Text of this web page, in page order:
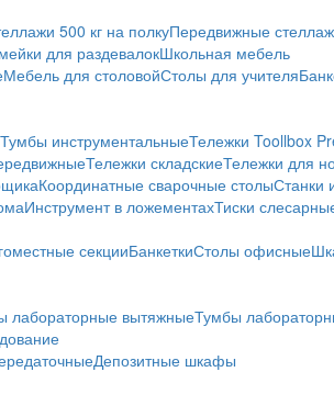
500 кг на полкуПередвижные
для раздевалокШкольная мебель
Мебель для столовойСтолы для учителя
Тумбы инструментальныеТележки Toollbox
Тележки складскиеТележки для
Координатные сварочные столыСтанки
Инструмент в ложементахТиски
секцииБанкеткиСтолы офисные
лабораторные вытяжныеТумбы
Депозитные шкафы